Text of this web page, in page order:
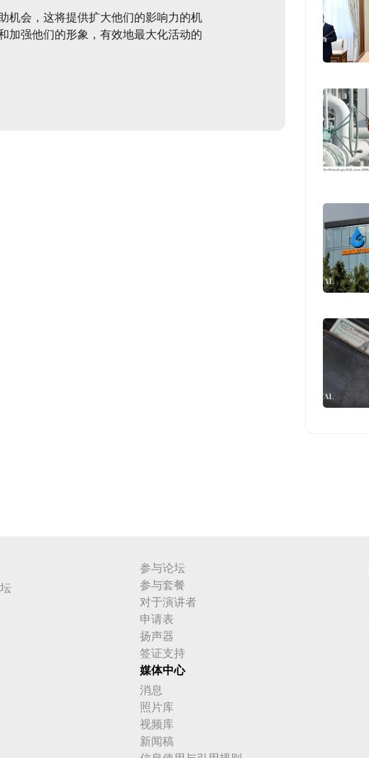
机会，这将提供扩大他们的影响力的机
加强他们的形象，有效地最大化活动的
参与论坛
参与套餐
对于演讲者
申请表
扬声器
签证支持
媒体中心
消息
照片库
视频库
新闻稿